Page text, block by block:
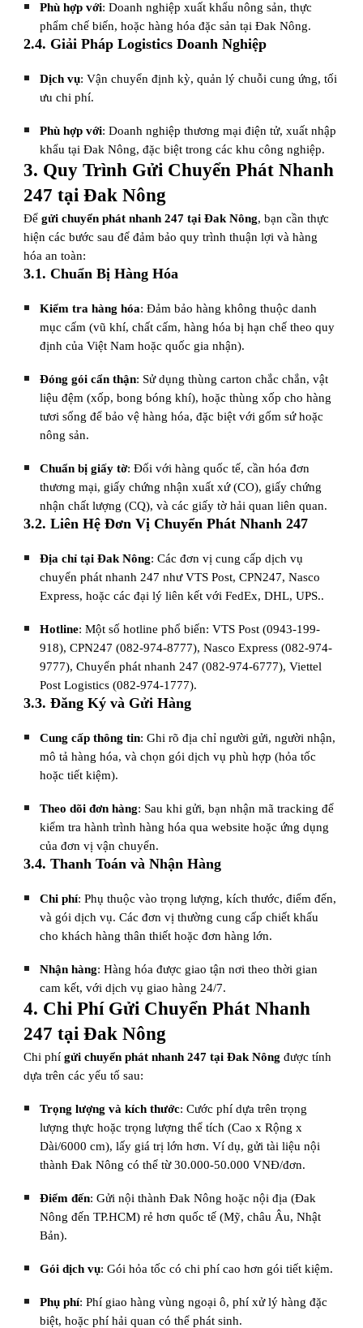
Phù hợp với: Doanh nghiệp xuất khẩu nông sản, thực
phẩm chế biến, hoặc hàng hóa đặc sản tại Đak Nông.
2.4. Giải Pháp Logistics Doanh Nghiệp
Dịch vụ: Vận chuyển định kỳ, quản lý chuỗi cung ứng, tối
ưu chi phí.
Phù hợp với: Doanh nghiệp thương mại điện tử, xuất nhập
khẩu tại Đak Nông, đặc biệt trong các khu công nghiệp.
3. Quy Trình Gửi Chuyển Phát Nhanh
247 tại Đak Nông
Đểgửi chuyển phát nhanh 247 tại Đak Nông, bạn cần thực
hiện các bước sau để đảm bảo quy trình thuận lợi và hàng
hóa an toàn:
3.1. Chuẩn Bị Hàng Hóa
Kiểm tra hàng hóa: Đảm bảo hàng không thuộc danh
mục cấm (vũ khí, chất cấm, hàng hóa bị hạn chế theo quy
định của Việt Nam hoặc quốc gia nhận).
Đóng gói cẩn thận: Sử dụng thùng carton chắc chắn, vật
liệu đệm (xốp, bong bóng khí), hoặc thùng xốp cho hàng
tươi sống để bảo vệ hàng hóa, đặc biệt với gốm sứ hoặc
nông sản.
Chuẩn bị giấy tờ: Đối với hàng quốc tế, cần hóa đơn
thương mại, giấy chứng nhận xuất xứ (CO), giấy chứng
nhận chất lượng (CQ), và các giấy tờ hải quan liên quan.
3.2. Liên Hệ Đơn Vị Chuyển Phát Nhanh 247
Địa chỉ tại Đak Nông: Các đơn vị cung cấp dịch vụ
chuyển phát nhanh 247 như VTS Post, CPN247, Nasco
Express, hoặc các đại lý liên kết với FedEx, DHL, UPS..
Hotline: Một số hotline phổ biến: VTS Post (0943-199-
918), CPN247 (082-974-8777), Nasco Express (082-974-
9777), Chuyển phát nhanh 247 (082-974-6777), Viettel
Post Logistics (082-974-1777).
3.3. Đăng Ký và Gửi Hàng
Cung cấp thông tin: Ghi rõ địa chỉ người gửi, người nhận,
mô tả hàng hóa, và chọn gói dịch vụ phù hợp (hỏa tốc
hoặc tiết kiệm).
Theo dõi đơn hàng: Sau khi gửi, bạn nhận mã tracking để
kiểm tra hành trình hàng hóa qua website hoặc ứng dụng
của đơn vị vận chuyển.
3.4. Thanh Toán và Nhận Hàng
Chi phí: Phụ thuộc vào trọng lượng, kích thước, điểm đến,
và gói dịch vụ. Các đơn vị thường cung cấp chiết khấu
cho khách hàng thân thiết hoặc đơn hàng lớn.
Nhận hàng: Hàng hóa được giao tận nơi theo thời gian
cam kết, với dịch vụ giao hàng 24/7.
4. Chi Phí Gửi Chuyển Phát Nhanh
247 tại Đak Nông
Chi phígửi chuyển phát nhanh 247 tại Đak Nông được tính
dựa trên các yếu tố sau:
Trọng lượng và kích thước: Cước phí dựa trên trọng
lượng thực hoặc trọng lượng thể tích (Cao x Rộng x
Dài/6000 cm), lấy giá trị lớn hơn. Ví dụ, gửi tài liệu nội
thành Đak Nông có thể từ 30.000-50.000 VNĐ/đơn.
Điểm đến: Gửi nội thành Đak Nông hoặc nội địa (Đak
Nông đến TP.HCM) rẻ hơn quốc tế (Mỹ, châu Âu, Nhật
Bản).
Gói dịch vụ: Gói hỏa tốc có chi phí cao hơn gói tiết kiệm.
Phụ phí: Phí giao hàng vùng ngoại ô, phí xử lý hàng đặc
biệt, hoặc phí hải quan có thể phát sinh.